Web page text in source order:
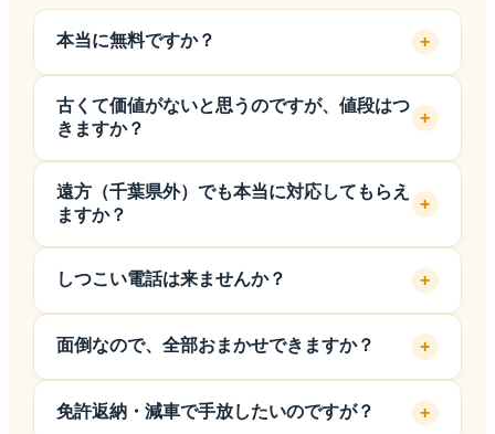
本当に無料ですか？ +
です。費用の後出し請求もありません。万一お値段
がつかない場合でも、引取費用をいただくことはあ
古くて価値がないと思うのですが、値段はつ
きますか？
+
れ寸前でも対象です。部品・鉄資源・輸出ルートま
で含めて査定するため、「値段がつかない」と言わ
前に、一度お聞かせください。
遠方（千葉県外）でも本当に対応してもらえ
ますか？
+
京・神奈川・埼玉・群馬）に自社の車両保管所があ
るほか、全国47都道府県すべてに提携拠点がありま
す。関東近県は自社拠点からスピーディーに、それ
以外の地域も提携先ネットワークを通じて引取・査
定を行いますので、「近くに拠点がなさそう」とい
しつこい電話は来ませんか？ +
く、お電話連絡はご希望された方のみです。やりと
りはLINE・メールが基本で、ご自身のペースで検
討いただけます。
面倒なので、全部おまかせできますか？ +
まで一式代行します。お客様にしていただくのは、
免許返納・減車で手放したいのですが？ +